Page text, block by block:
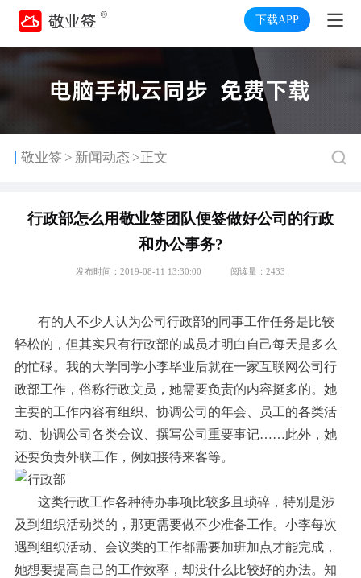
下载APP
敬业签 > 新闻动态 >正文
行政部怎么用敬业签团队便签做好公司的行政
和办公事务?
发布时间：2019-08-11 13:30:00 阅读量：2433
有的人不少人认为公司行政部的同事工作任务是比较
轻松的，但其实只有行政部的成员才明白自己每天是多么
的忙碌。我的大学同学小李毕业后就在一家互联网公司行
政部工作，俗称行政文员，她需要负责的内容挺多的。她
主要的工作内容有组织、协调公司的年会、员工的各类活
动、协调公司各类会议、撰写公司重要事记……此外，她
还要负责外联工作，例如接待来客等。
这类行政工作各种待办事项比较多且琐碎，特别是涉
及到组织活动类的，那更需要做不少准备工作。小李每次
遇到组织活动、会议类的工作都需要加班加点才能完成，
她想要提高自己的工作效率，却没什么比较好的办法。知